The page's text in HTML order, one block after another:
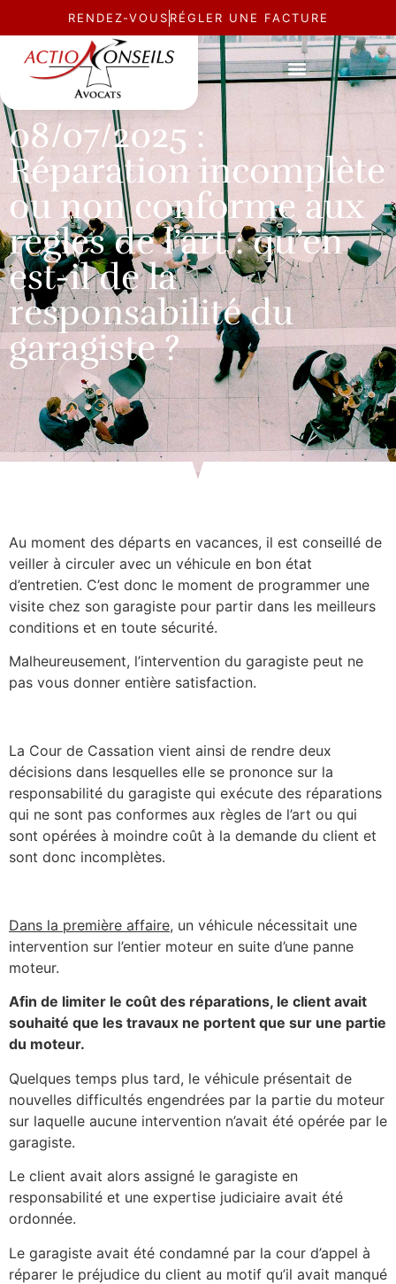
RENDEZ-VOUS RÉGLER UNE FACTURE
ACTUALITÉ
08/07/2025 :
Réparation incomplète
ou non conforme aux
règles de l’art : qu’en
est-il de la
responsabilité du
garagiste ?
Au moment des départs en vacances, il est conseillé de
veiller à circuler avec un véhicule en bon état
d’entretien. C’est donc le moment de programmer une
visite chez son garagiste pour partir dans les meilleurs
conditions et en toute sécurité.
Malheureusement, l’intervention du garagiste peut ne
pas vous donner entière satisfaction.
La Cour de Cassation vient ainsi de rendre deux
décisions dans lesquelles elle se prononce sur la
responsabilité du garagiste qui exécute des réparations
qui ne sont pas conformes aux règles de l’art ou qui
sont opérées à moindre coût à la demande du client et
sont donc incomplètes.
Dans la première affaire, un véhicule nécessitait une
intervention sur l’entier moteur en suite d’une panne
moteur.
Afin de limiter le coût des réparations, le client avait
souhaité que les travaux ne portent que sur une partie
du moteur.
Quelques temps plus tard, le véhicule présentait de
nouvelles difficultés engendrées par la partie du moteur
sur laquelle aucune intervention n’avait été opérée par le
garagiste.
Le client avait alors assigné le garagiste en
responsabilité et une expertise judiciaire avait été
ordonnée.
Le garagiste avait été condamné par la cour d’appel à
réparer le préjudice du client au motif qu’il avait manqué